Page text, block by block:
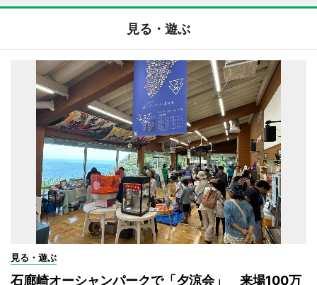
見る・遊ぶ
見る・遊ぶ
石廊崎オーシャンパークで「夕涼会」 来場100万